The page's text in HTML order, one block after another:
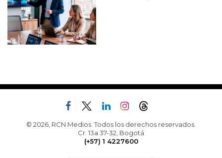
© 2026, RCN Medios. Todos los derechos reservados.
Cr. 13a 37-32, Bogotá
(+57) 1 4227600